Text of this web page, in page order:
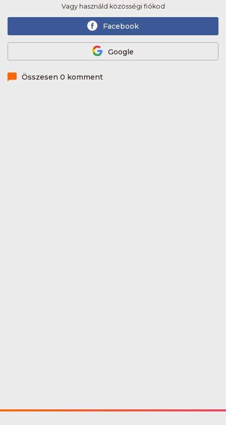
Vagy használd közösségi fiókod
Facebook
Google
Összesen 0 komment